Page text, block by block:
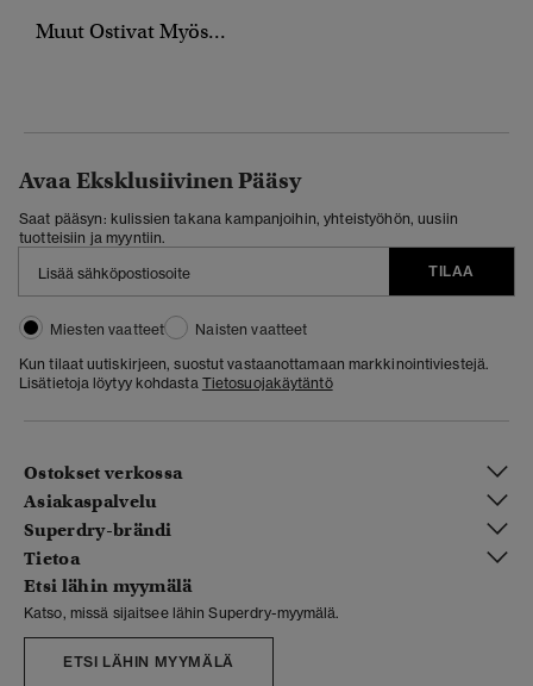
Muut Ostivat Myös...
Avaa Eksklusiivinen Pääsy
Saat pääsyn: kulissien takana kampanjoihin, yhteistyöhön, uusiin
tuotteisiin ja myyntiin.
TILAA
Miesten vaatteet
Naisten vaatteet
Kun tilaat uutiskirjeen, suostut vastaanottamaan markkinointiviestejä.
Lisätietoja löytyy kohdasta Tietosuojakäytäntö
Ostokset verkossa
Asiakaspalvelu
Superdry-brändi
Tietoa
Etsi lähin myymälä
Katso, missä sijaitsee lähin Superdry-myymälä.
ETSI LÄHIN MYYMÄLÄ